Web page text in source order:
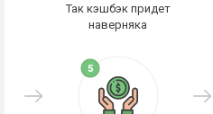
Так кэшбэк придет
наверняка